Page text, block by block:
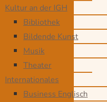
Kultur an der IGH
Bibliothek
Bildende Kunst
Musik
Theater
Internationales
Business Englisch